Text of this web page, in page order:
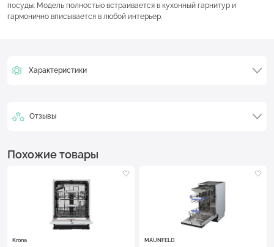
посуды. Модель полностью встраивается в кухонный гарнитур и
гармонично вписывается в любой интерьер.
Характеристики
Отзывы
Похожие товары
Krona MAUNFELD